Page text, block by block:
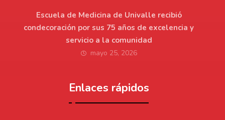
Escuela de Medicina de Univalle recibió
condecoración por sus 75 años de excelencia y
servicio a la comunidad
mayo 25, 2026
Enlaces rápidos